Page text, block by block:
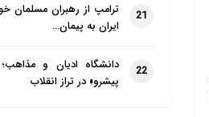
21
ترامپ از رهبران
ایران به پیمان…
22
دانشگاه ادیان و
پیشرو» در تراز انقلاب